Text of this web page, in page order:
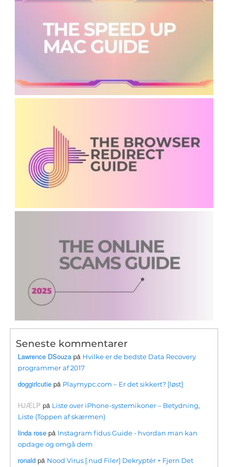
Seneste kommentarer
Lawrence DSouza på Hvilke er de bedste Data Recovery
programmer af 2017
doggirlcutie på Playmypc.com – Er det sikkert? [løst]
HJÆLP på Liste over iPhone-systemikoner – Betydning,
Liste (Toppen af ​​skærmen)
linda rose på Instagram fidus Guide - hvordan man kan
opdage og omgå dem
ronald på Nood Virus [.nud Filer] Dekryptér + Fjern Det